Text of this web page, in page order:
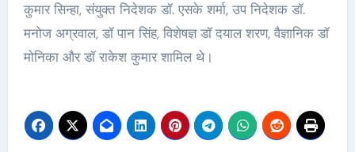
कुमार सिन्हा, संयुक्त निदेशक डॉ. एसके शर्मा, उप निदेशक डॉ.
मनोज अग्रवाल, डॉ पान सिंह, विशेषज्ञ डॉ दयाल शरण, वैज्ञानिक डॉ
मोनिका और डॉ राकेश कुमार शामिल थे।